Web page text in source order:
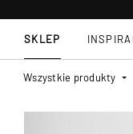
SKLEP
Wszystkie produkty